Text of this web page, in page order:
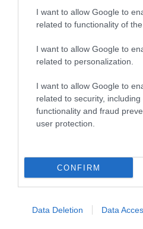
I want to allow Google to
related to functionality of
I want to allow Google to
related to personalization.
I want to allow Google to
related to security,
functionality and fraud
user protection.
CONFIRM
Data Deletion Data